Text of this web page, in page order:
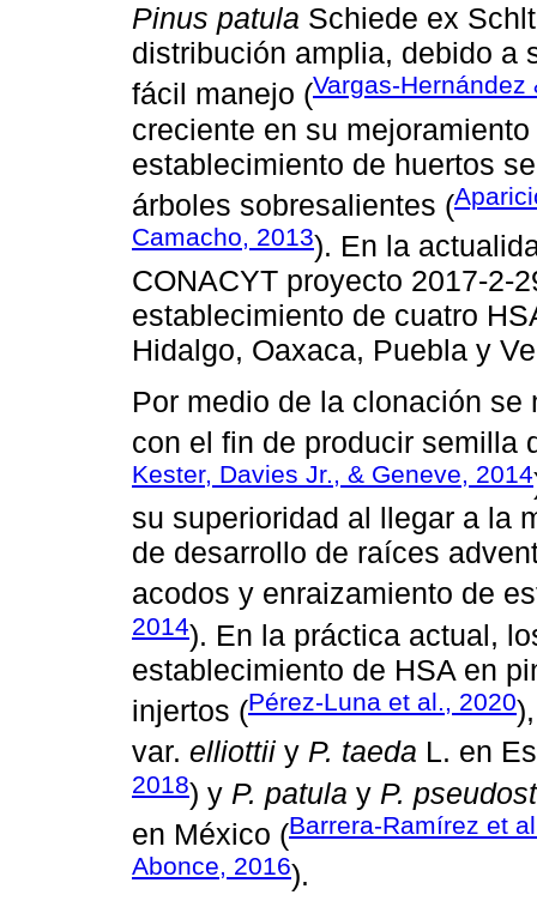
Pinus patula Schiede ex
distribución amplia, debido a
fácil manejo (Vargas-Hernández
creciente en su
establecimiento de huertos
árboles sobresalientes (
Camacho, 2013). En la
CONACYT proyecto 2017-2-
establecimiento de cuatro
Hidalgo, Oaxaca, Puebla y
Por medio de la clonación
con el fin de producir semilla
Kester, Davies Jr., & Geneve, 2014
su superioridad al llegar a la
de desarrollo de raíces
acodos y enraizamiento de
2014). En la práctica actual,
establecimiento de HSA en
injertos (Pérez-Luna et al., 2020
var. elliottii y P. taeda L. en
2018) y P. patula y P.
en México (Barrera-Ramírez et
Abonce, 2016).